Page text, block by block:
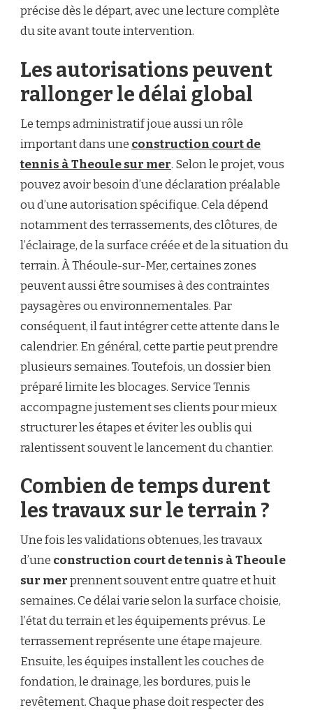
précise dès le départ, avec une lecture complète
du site avant toute intervention.
Les autorisations peuvent
rallonger le délai global
Le temps administratif joue aussi un rôle
important dans une construction court de
tennis à Theoule sur mer. Selon le projet, vous
pouvez avoir besoin d’une déclaration préalable
ou d’une autorisation spécifique. Cela dépend
notamment des terrassements, des clôtures, de
l’éclairage, de la surface créée et de la situation du
terrain. À Théoule-sur-Mer, certaines zones
peuvent aussi être soumises à des contraintes
paysagères ou environnementales. Par
conséquent, il faut intégrer cette attente dans le
calendrier. En général, cette partie peut prendre
plusieurs semaines. Toutefois, un dossier bien
préparé limite les blocages. Service Tennis
accompagne justement ses clients pour mieux
structurer les étapes et éviter les oublis qui
ralentissent souvent le lancement du chantier.
Combien de temps durent
les travaux sur le terrain ?
Une fois les validations obtenues, les travaux
d’une construction court de tennis à Theoule
sur merprennent souvent entre quatre et huit
semaines. Ce délai varie selon la surface choisie,
l’état du terrain et les équipements prévus. Le
terrassement représente une étape majeure.
Ensuite, les équipes installent les couches de
fondation, le drainage, les bordures, puis le
revêtement. Chaque phase doit respecter des